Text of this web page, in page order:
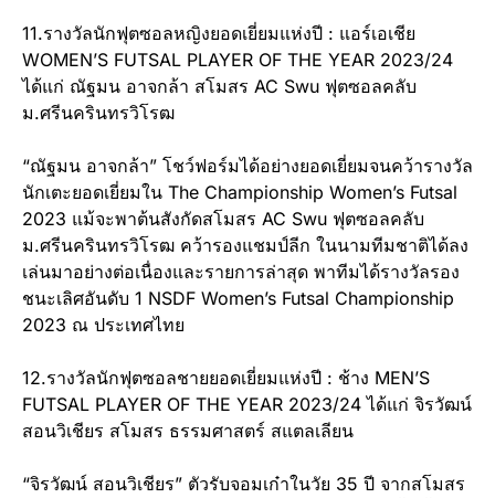
11.รางวัลนักฟุตซอลหญิงยอดเยี่ยมแห่งปี : แอร์เอเชีย
WOMEN’S FUTSAL PLAYER OF THE YEAR 2023/24
ได้แก่ ณัฐมน อาจกล้า สโมสร AC Swu ฟุตซอลคลับ
ม.ศรีนครินทรวิโรฒ
“ณัฐมน อาจกล้า” โชว์ฟอร์มได้อย่างยอดเยี่ยมจนคว้ารางวัล
นักเตะยอดเยี่ยมใน The Championship Women’s Futsal
2023 แม้จะพาต้นสังกัดสโมสร AC Swu ฟุตซอลคลับ
ม.ศรีนครินทรวิโรฒ คว้ารองแชมป์ลีก ในนามทีมชาติได้ลง
เล่นมาอย่างต่อเนื่องและรายการล่าสุด พาทีมได้รางวัลรอง
ชนะเลิศอันดับ 1 NSDF Women’s Futsal Championship
2023 ณ ประเทศไทย
12.รางวัลนักฟุตซอลชายยอดเยี่ยมแห่งปี : ช้าง MEN’S
FUTSAL PLAYER OF THE YEAR 2023/24 ได้แก่ จิรวัฒน์
สอนวิเชียร สโมสร ธรรมศาสตร์ สแตลเลียน
“จิรวัฒน์ สอนวิเชียร” ตัวรับจอมเก๋าในวัย 35 ปี จากสโมสร